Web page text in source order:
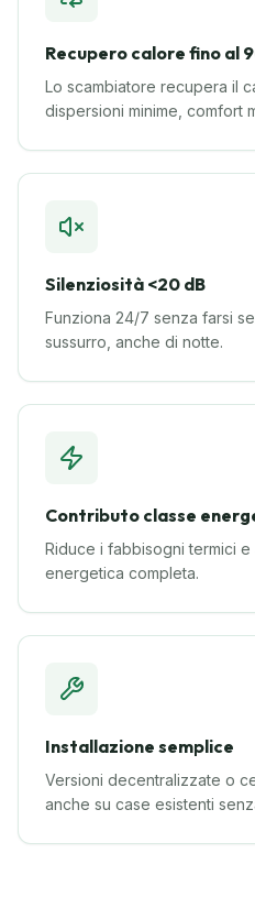
Recupero calore fino al
Lo scambiatore recupera il
dispersioni minime, comfort
Silenziosità <20 dB
Funziona 24/7 senza farsi
sussurro, anche di notte.
Contributo classe
Riduce i fabbisogni termici
energetica completa.
Installazione semplice
Versioni decentralizzate o
anche su case esistenti